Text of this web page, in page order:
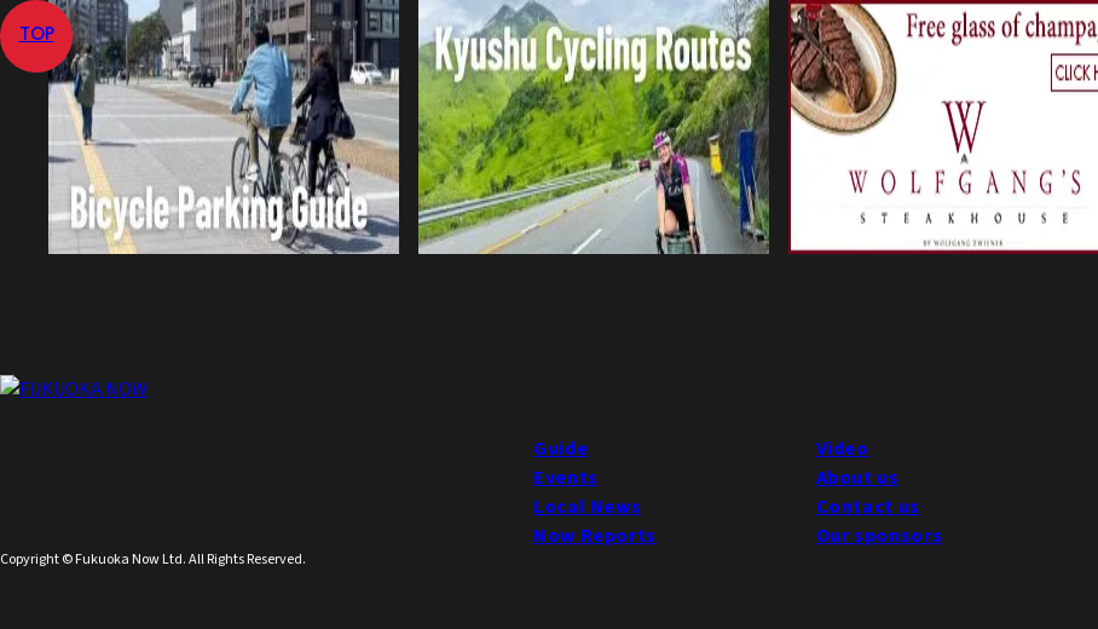
TOP
Copyright © Fukuoka Now Ltd. All Rights Reserved.
Guide
Events
Local News
Now Reports
Video
About us
Contact us
Our sponsors